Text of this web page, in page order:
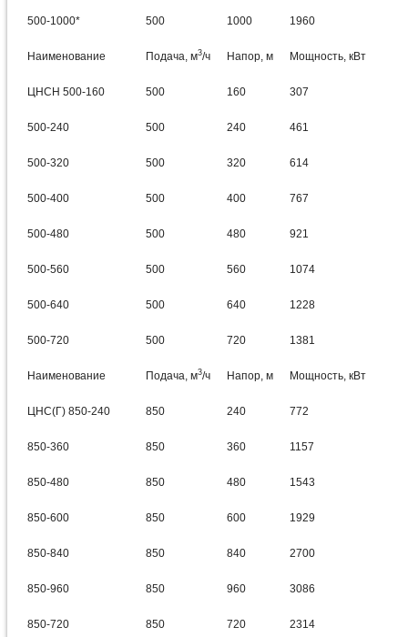
500-1000* 500 1000 1960
Наименование Подача, м3/ч Напор, м Мощность, кВт
ЦНСН 500-160 500 160 307
500-240 500 240 461
500-320 500 320 614
500-400 500 400 767
500-480 500 480 921
500-560 500 560 1074
500-640 500 640 1228
500-720 500 720 1381
Наименование Подача, м3/ч Напор, м Мощность, кВт
ЦНС(Г) 850-240 850 240 772
850-360 850 360 1157
850-480 850 480 1543
850-600 850 600 1929
850-840 850 840 2700
850-960 850 960 3086
850-720 850 720 2314